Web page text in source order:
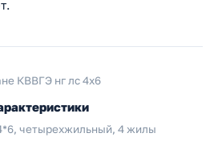
КВВГЭ нг лс 4x6
четырехжильный, 4 жилы